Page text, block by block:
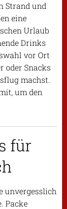
Strand und
eine
Urlaub
Drinks
vor Ort
oder Snacks
machst.
um den
für
unvergesslich
Packe